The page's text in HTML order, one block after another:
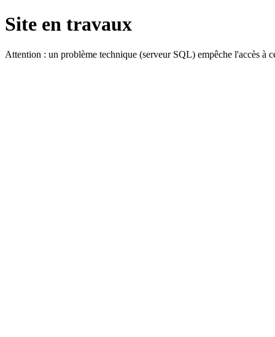
Site en travaux
Attention : un problème technique (serveur SQL) empêche l'accès à